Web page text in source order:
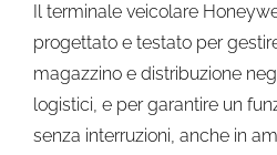
Il terminale veicolare
progettato e testato per
magazzino e distribuzione
logistici, e per garantire un
senza interruzioni, anche in